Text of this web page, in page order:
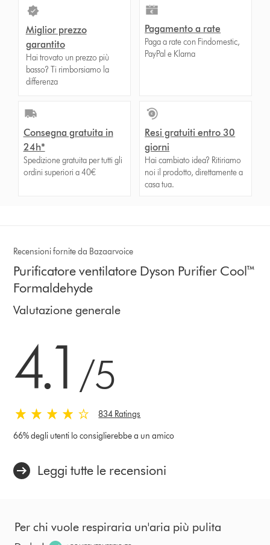
Miglior prezzo
garantito
Hai trovato un prezzo più
basso? Ti rimborsiamo la
differenza
Pagamento a rate
Paga a rate con Findomestic,
PayPal e Klarna
Consegna gratuita in
24h*
Spedizione gratuita per tutti gli
ordini superiori a 40€
Resi gratuiti entro 30
giorni
Hai cambiato idea? Ritiriamo
noi il prodotto, direttamente a
casa tua.
Recensioni fornite da Bazaarvoice
Purificatore ventilatore Dyson Purifier Cool™
Formaldehyde
Valutazione generale
4.1 /5
834 Ratings
66% degli utenti lo consiglierebbe a un amico
Leggi tutte le recensioni
Per chi vuole respiraria un'aria più pulita